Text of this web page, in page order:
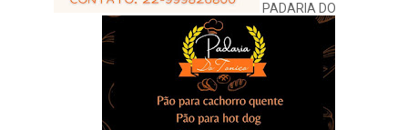
PADARIA DO